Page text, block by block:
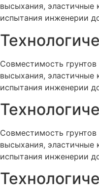
высыхания, эластичные
испытания инженерии
Совместимость
высыхания, эластичные
испытания инженерии
Совместимость
высыхания, эластичные
испытания инженерии